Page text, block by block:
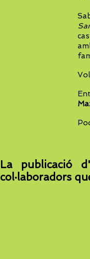
La publicació
col·laboradors